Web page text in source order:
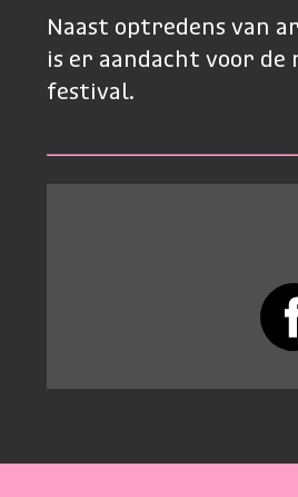
Naast optredens van
is er aandacht voor de
festival.